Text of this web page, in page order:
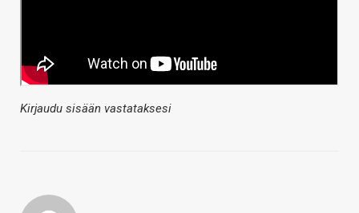
Kirjaudu sisään vastataksesi